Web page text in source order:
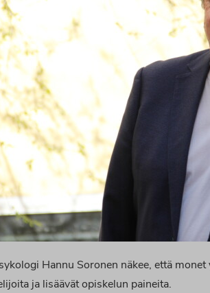
Hannu Soronen näkee, että
ja lisäävät opiskelun paineita.